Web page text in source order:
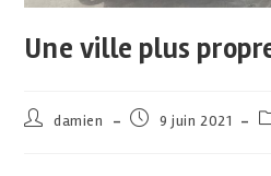
Une ville plus
damien 9 juin 2021